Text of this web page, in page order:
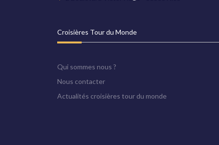
Croisières Tour du Monde
Qui sommes nous ?
Nous contacter
Actualités croisières tour du monde